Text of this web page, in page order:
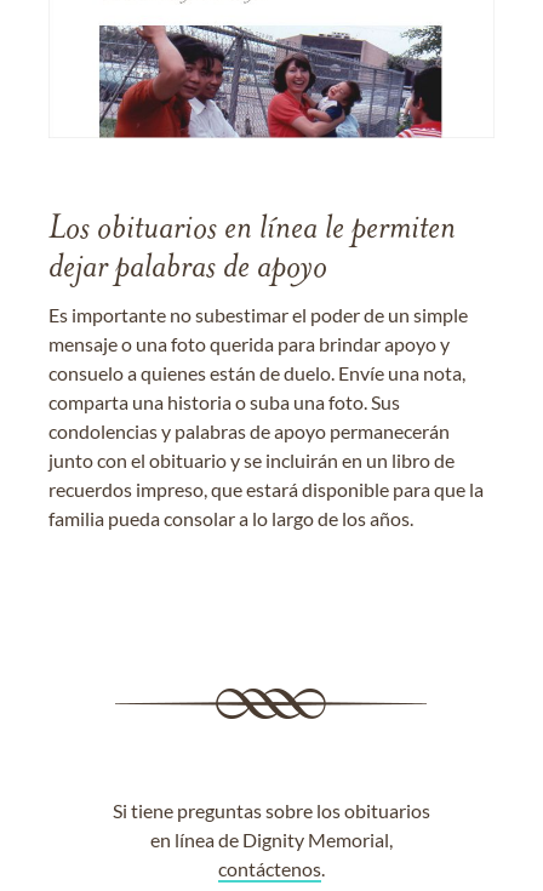
Los obituarios en línea le permiten
dejar palabras de apoyo
Es importante no subestimar el poder de un simple
mensaje o una foto querida para brindar apoyo y
consuelo a quienes están de duelo. Envíe una nota,
comparta una historia o suba una foto. Sus
condolencias y palabras de apoyo permanecerán
junto con el obituario y se incluirán en un libro de
recuerdos impreso, que estará disponible para que la
familia pueda consolar a lo largo de los años.
Si tiene preguntas sobre los obituarios
en línea de Dignity Memorial,
contáctenos.